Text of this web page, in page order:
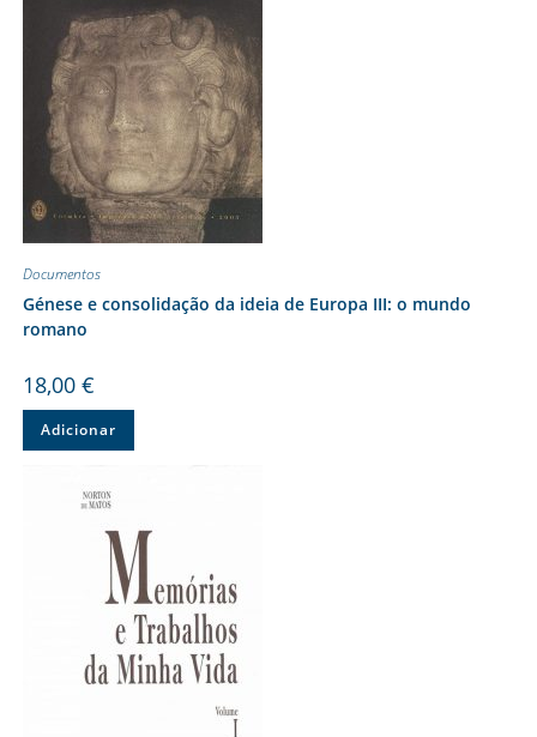
Documentos
Génese e consolidação da ideia de Europa III: o mundo
romano
18,00 €
Adicionar